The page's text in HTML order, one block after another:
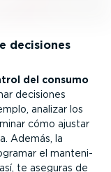
decisiones
del consumo
decisiones
analizar los
cómo ajustar
Además, la
el mante­ni­
te aseguras de